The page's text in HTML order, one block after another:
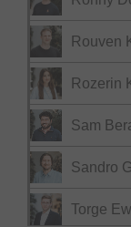
Rouven
Rozerin
Sam
Sandro
Torge